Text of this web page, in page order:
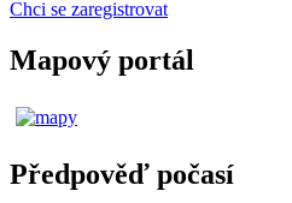
Chci se zaregistrovat
Mapový portál
Předpověď počasí